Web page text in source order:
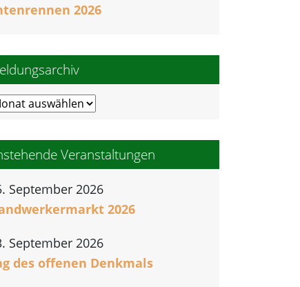
2026
Veranstaltungen
September 2026
2026
September 2026
des offenen Denkmals